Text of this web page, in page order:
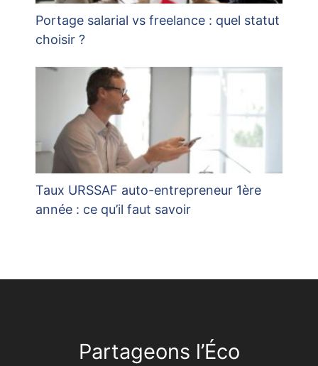
Portage salarial vs freelance : quel statut
choisir ?
Taux URSSAF auto-entrepreneur 1ère
année : ce qu’il faut savoir
Partageons l’Éco